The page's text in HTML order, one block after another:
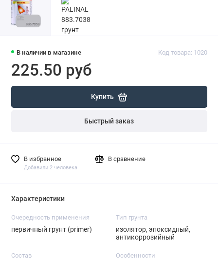
В наличии в магазине Код товара: 1020
225.50 руб
Купить
Быстрый заказ
В избранное
Добавили 2 человека
В сравнение
Характеристики
Очередность применения
первичный грунт (primer)
Тип грунта
изолятор, эпоксидный,
антикоррозийный
Состав Особенности